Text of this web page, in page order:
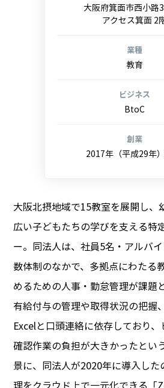
大阪府箕面市西小路
アクセス箕面 2
業種
教育
ビジネス
BtoC
創業
2017年（平成29年
大阪北摂地域で15教室を展開し、
広い子どもたちの学びを支える特
ー。同法人は、社員5名・アルバ
数体制のなかで、多拠点にわたる
めるための人事・勤怠管理が課題
有給付与の管理や取得状況の把握
Excelと口頭連絡に依存しており
確認作業の負担が大きかったとい
景に、同法人が2020年に導入した
理をクラウド上で一元化できる「